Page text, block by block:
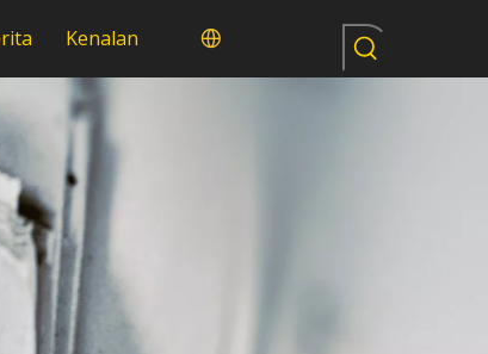
Kenalan